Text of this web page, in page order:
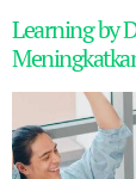
Learning by